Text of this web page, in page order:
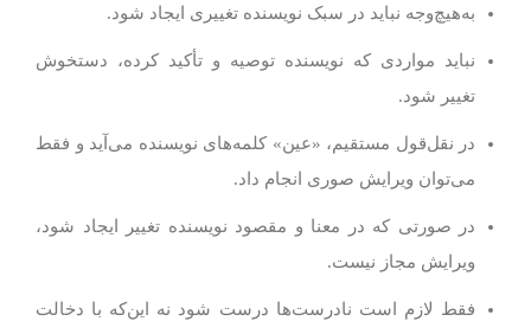
به‌هیچ‌وجه نباید در سبک نویسنده تغییری ایجاد شود.
نباید مواردی که نویسنده توصیه و تأکید کرده، دستخوش
تغییر شود.
در نقل‌قول مستقیم، «عین» کلمه‌های نویسنده می‌آید و فقط
می‌توان ویرایش صوری انجام داد.
در صورتی که در معنا و مقصود نویسنده تغییر ایجاد شود،
ویرایش مجاز نیست.
فقط لازم است نادرست‌ها درست شود نه این‌که با دخالت